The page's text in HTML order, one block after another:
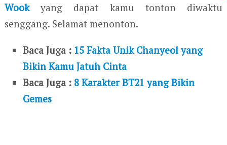
Wookyang dapat kamu tonton diwaktu
senggang. Selamat menonton.
Baca Juga : 15 Fakta Unik Chanyeol yang
Bikin Kamu Jatuh Cinta
Baca Juga : 8 Karakter BT21 yang Bikin
Gemes